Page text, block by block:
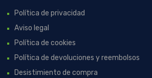
Política de privacidad
Aviso legal
Política de cookies
Política de devoluciones y reembolsos
Desistimiento de compra